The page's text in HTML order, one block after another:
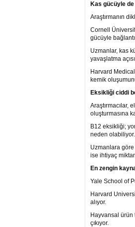
Kas gücüyle de
Araştırmanın
Cornell
gücüyle
Uzmanlar, kas
yavaşlatma
Harvard
kemik
Eksikliği ciddi
Araştırmacılar,
oluşturmasına
B12 eksikliği;
neden olabiliyor.
Uzmanlara
ise ihtiyaç
En zengin
Yale School of
Harvard
alıyor.
Hayvansal ürün
çıkıyor.